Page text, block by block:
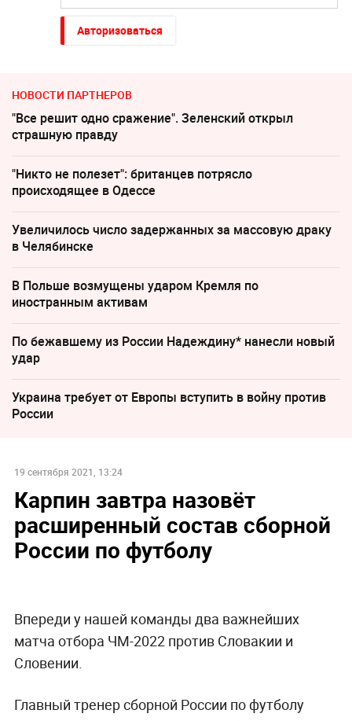
Авторизоваться
НОВОСТИ ПАРТНЕРОВ
"Все решит одно сражение". Зеленский открыл
страшную правду
"Никто не полезет": британцев потрясло
происходящее в Одессе
Увеличилось число задержанных за массовую драку
в Челябинске
В Польше возмущены ударом Кремля по
иностранным активам
По бежавшему из России Надеждину* нанесли новый
удар
Украина требует от Европы вступить в войну против
России
19 сентября 2021, 13:24
Карпин завтра назовёт
расширенный состав сборной
России по футболу
Впереди у нашей команды два важнейших
матча отбора ЧМ-2022 против Словакии и
Словении.
Главный тренер сборной России по футболу